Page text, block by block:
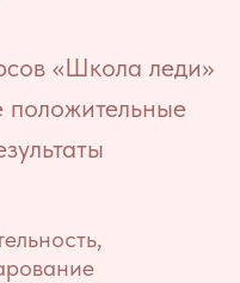
«Школа леди»